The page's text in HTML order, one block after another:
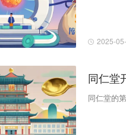
2025-
同仁堂
同仁堂的